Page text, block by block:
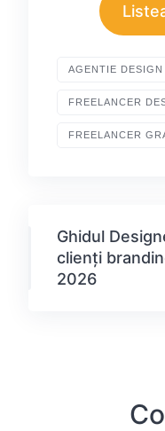
AGENTIE DESIGN
FREELANCER
FREELANCER
Ghidul
clienți
2026